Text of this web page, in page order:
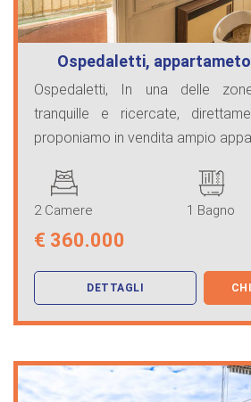
Ospedaletti,
Ospedaletti, In una delle
tranquille e ricercate,
proponiamo in vendita ampio appa
2 Camere 1 Bagno
€ 360.000
DETTAGLI